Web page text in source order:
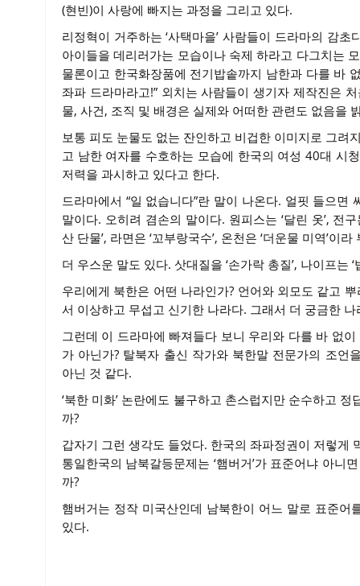
(현빈)이 사랑에 빠지는 과정을 그리고 있다.
리정혁이 거주하는 ‘사택마을’ 사람들이 드라마의 감
아이들을 데리러가는 모습이나 숙제 하라고 다그치는
물론이고 한국화장품에 전기밥솥까지 남한과 다를 바
좌파 드라마라고!” 외치는 사람들이 생기자 제작진은
물, 사건, 조직 및 배경은 실제와 어떠한 관련도 없음을
보통 피도 눈물도 없는 잔인하고 비겁한 이미지로 그려
고 남한 여자를 수호하는 모습에 한국의 여성 40대 시
저력을 과시하고 있다고 한다.
드라마에서 “일 없습니다”란 말이 나온다. 얼핏 들으면
말이다. 오히려 겸손의 말이다. 원피스는 ‘달린 옷’, 전
산 단물’, 라면은 ‘꼬부랑국수’, 온천은 ‘더운물 미역’이라
더 우스운 말도 있다. 삿대질을 ‘손가락 총질’, 나이프는 ‘
우리에게 북한은 어떤 나라인가? 언어와 외모도 같고
서 이상하고 무섭고 신기한 나라다. 그래서 더 궁금한 나
그런데 이 드라마에 빠져들다 보니 우리와 다를 바 없
가 아닌가? 탈북자 출신 작가와 북한말 전문가의 조언
아닌 것 같다.
‘북한 미화’ 논란에도 불구하고 촌스럽지만 순수하고
까?
갑자기 그런 생각도 들었다. 한국의 좌파정권이 저렇게
통일한국의 남북갈등문제는 ‘햄버거’가 표준어냐 아니
까?
햄버거는 정작 미국산인데 남북한이 어느 말로 표준
있다.